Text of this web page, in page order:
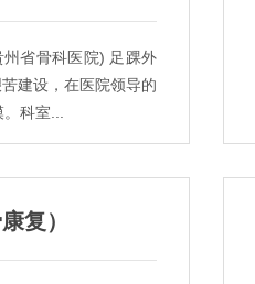
省骨科医院) 足踝外
建设，在医院领导的
科室...
复）